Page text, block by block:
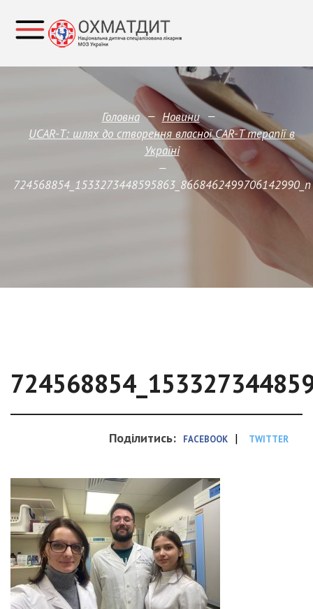
Головна — Новини —
UCAR-T: шлях до створення власної CAR-T терапії в
Україні
—
724568854_1533273448595863_8668462499706142990_n
Поділитись: FACEBOOK | TWITTER